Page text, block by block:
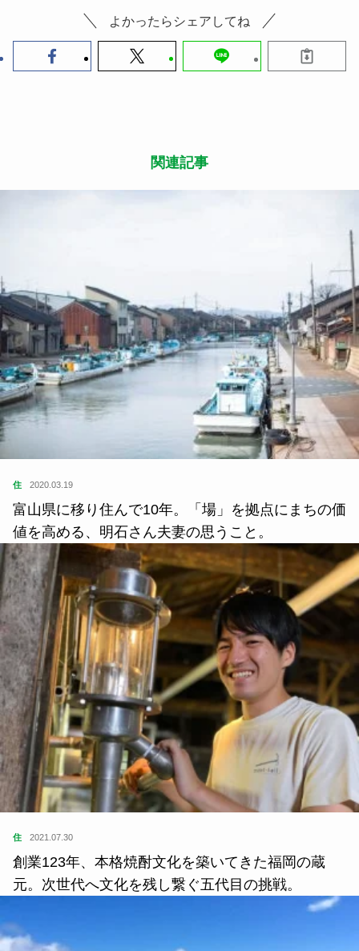
よかったらシェアしてね
関連記事
住 2020.03.19
富山県に移り住んで10年。「場」を拠点にまちの価
値を高める、明石さん夫妻の思うこと。
住 2021.07.30
創業123年、本格焼酎文化を築いてきた福岡の蔵
元。次世代へ文化を残し繋ぐ五代目の挑戦。